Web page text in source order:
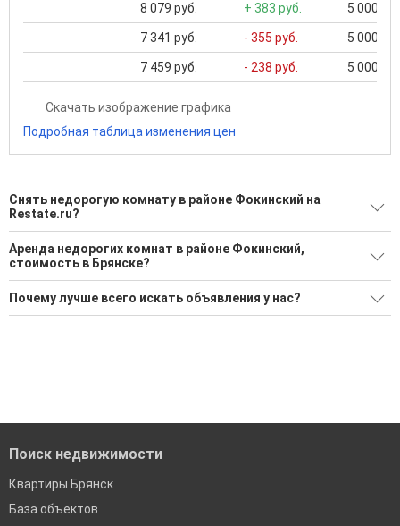
8 079 руб. + 383 руб. 5 000 ...
7 341 руб. - 355 руб. 5 000 ...
7 459 руб. - 238 руб. 5 000 ...
Скачать изображение графика
Подробная таблица изменения цен
Снять недорогую комнату в районе Фокинский на
Restate.ru?
Поможем Снять недорогую комнату в районе Фокинский?
1 актуальное и проверенное объявление
Воспользуйтесь нашим поиском по новостройкам, для
подбора подходящего вам варианта
Аренда недорогих комнат в районе Фокинский,
стоимость в Брянске?
Минимальная цена: 15 000 Р. Максимальная цена: 15 000 Р;
Средняя: 15 000 Р
Почему лучше всего искать объявления у нас?
Поиск недвижимости
Квартиры Брянск
База объектов